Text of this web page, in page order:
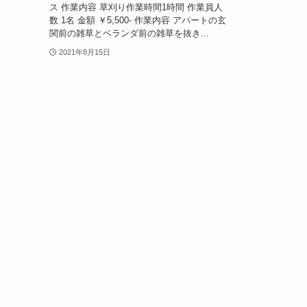
ス 作業内容 草刈り作業時間1時間 作業員人
数 1名 金額 ￥5,500- 作業内容 アパートの玄
関前の雑草とベランダ前の雑草を抜き...
2021年8月15日